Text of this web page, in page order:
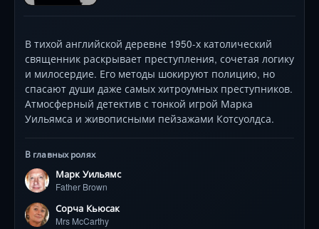
В тихой английской деревне 1950-х католический
священник раскрывает преступления, сочетая логику
и милосердие. Его методы шокируют полицию, но
спасают души даже самых хитроумных преступников.
Атмосферный детектив с тонкой игрой Марка
Уильямса и живописными пейзажами Котсуолдса.
В главных ролях
Марк Уильямс
Father Brown
Сорча Кьюсак
Mrs McCarthy